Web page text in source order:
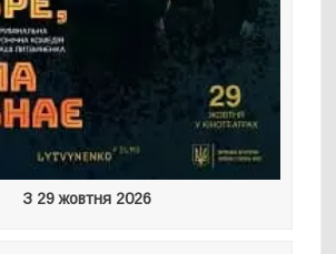
З 29 жовтня 2026